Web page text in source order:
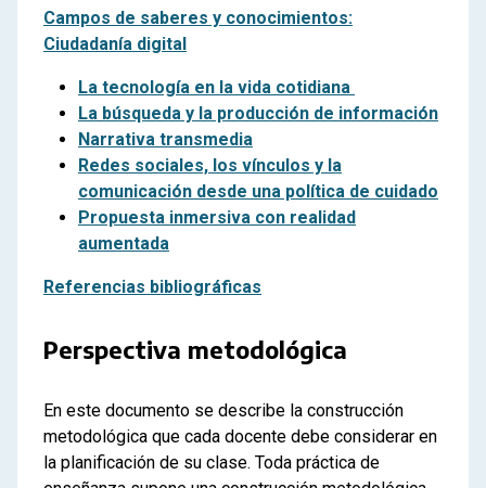
Campos de saberes y conocimientos:
Ciudadanía digital
La tecnología en la vida cotidiana
La búsqueda y la producción de información
Narrativa transmedia
Redes sociales, los vínculos y la
comunicación desde una política de cuidado
Propuesta inmersiva con realidad
aumentada
Referencias bibliográficas
Perspectiva metodológica
En este documento se describe la construcción
metodológica que cada docente debe considerar en
la planificación de su clase. Toda práctica de